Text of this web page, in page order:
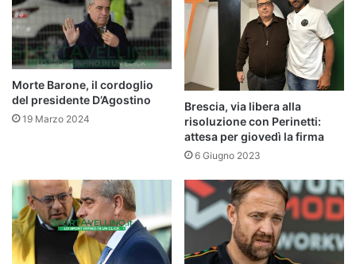
Morte Barone, il cordoglio
del presidente D’Agostino
19 Marzo 2024
Brescia, via libera alla
risoluzione con Perinetti:
attesa per giovedì la firma
6 Giugno 2023